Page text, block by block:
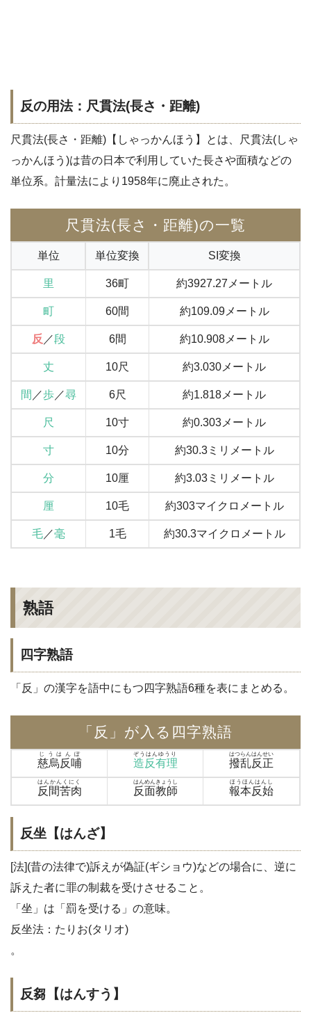
反の用法：尺貫法(長さ・距離)
尺貫法(長さ・距離)【しゃっかんほう】とは、尺貫法(しゃ
っかんほう)は昔の日本で利用していた長さや面積などの
単位系。計量法により1958年に廃止された。
尺貫法(長さ・距離)の一覧
単位 単位変換 SI変換
里 36町 約3927.27メートル
町 60間 約109.09メートル
反 ／段 6間 約10.908メートル
丈 10尺 約3.030メートル
間 ／歩 ／尋 6尺 約1.818メートル
尺 10寸 約0.303メートル
寸 10分 約30.3ミリメートル
分 10厘 約3.03ミリメートル
厘 10毛 約303マイクロメートル
毛 ／毫 1毛 約30.3マイクロメートル
熟語
四字熟語
「反」の漢字を語中にもつ四字熟語6種を表にまとめる。
「反」が入る四字熟語
慈烏反哺
じうはんぽ
造反有理
ぞうはんゆうり
撥乱反正
はつらんはんせい
反間苦肉
はんかんくにく
反面教師
はんめんきょうし
報本反始
ほうほんはんし
反坐【はんざ】
[法](昔の法律で)訴えが偽証(ギショウ)などの場合に、逆に
訴えた者に罪の制裁を受けさせること。
「坐」は「罰を受ける」の意味。
反坐法：たりお(タリオ)
。
反芻【はんすう】